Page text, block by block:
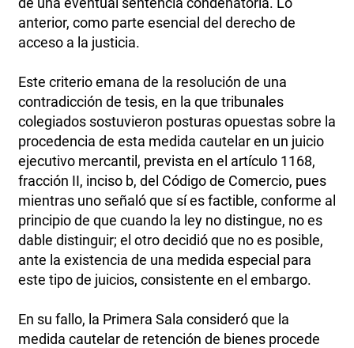
anterior, como parte esencial del derecho de
acceso a la justicia.
Este criterio emana de la resolución de una
contradicción de tesis, en la que tribunales
colegiados sostuvieron posturas opuestas sobre la
procedencia de esta medida cautelar en un juicio
ejecutivo mercantil, prevista en el artículo 1168,
fracción II, inciso b, del Código de Comercio, pues
mientras uno señaló que sí es factible, conforme al
principio de que cuando la ley no distingue, no es
dable distinguir; el otro decidió que no es posible,
ante la existencia de una medida especial para
este tipo de juicios, consistente en el embargo.
En su fallo, la Primera Sala consideró que la
medida cautelar de retención de bienes procede